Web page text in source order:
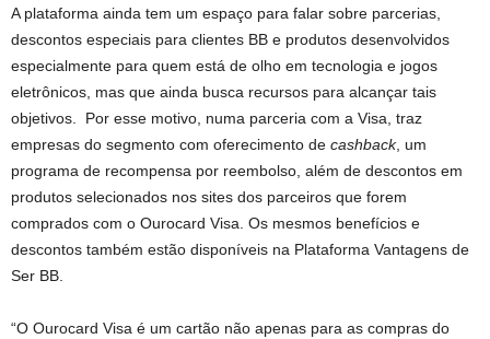
A plataforma ainda tem um espaço para falar sobre parcerias,
descontos especiais para clientes BB e produtos desenvolvidos
especialmente para quem está de olho em tecnologia e jogos
eletrônicos, mas que ainda busca recursos para alcançar tais
objetivos. Por esse motivo, numa parceria com a Visa, traz
empresas do segmento com oferecimento de cashback, um
programa de recompensa por reembolso, além de descontos em
produtos selecionados nos sites dos parceiros que forem
comprados com o Ourocard Visa. Os mesmos benefícios e
descontos também estão disponíveis na Plataforma Vantagens de
Ser BB.
“O Ourocard Visa é um cartão não apenas para as compras do